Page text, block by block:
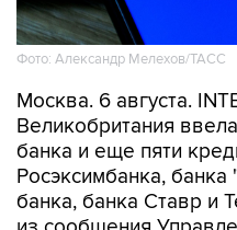
Фото: Александр Мелехов/ТАСС
Москва. 6 августа.
Великобритания
банка и еще пяти
Росэксимбанка, банка
банка, банка Ставр и